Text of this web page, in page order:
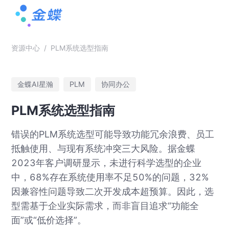
资源中心 / PLM系统选型指南
金蝶AI星瀚 PLM 协同办公
PLM系统选型指南
错误的PLM系统选型可能导致功能冗余浪费、员工
抵触使用、与现有系统冲突三大风险。据金蝶
2023年客户调研显示，未进行科学选型的企业
中，68%存在系统使用率不足50%的问题，32%
因兼容性问题导致二次开发成本超预算。因此，选
型需基于企业实际需求，而非盲目追求“功能全
面”或“低价选择”。